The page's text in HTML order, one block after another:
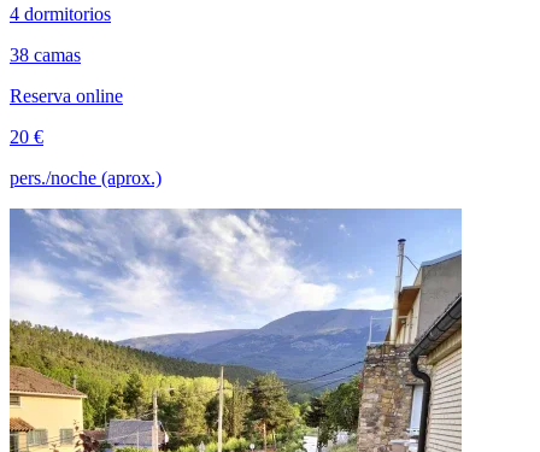
4 dormitorios
38 camas
Reserva online
20 €
pers./noche (aprox.)